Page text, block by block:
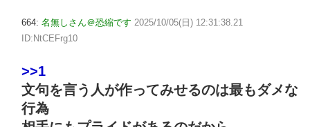
664: 名無しさん＠恐縮です 2025/10/05(日) 12:31:38.21
ID:NtCEFrg10
>>1
文句を言う人が作ってみせるのは最もダメな
行為